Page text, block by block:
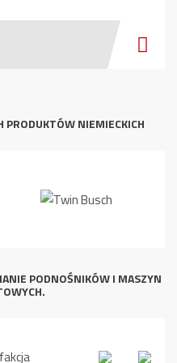
PRODUKTÓW NIEMIECKICH
PODNOŚNIKÓW I MASZYN